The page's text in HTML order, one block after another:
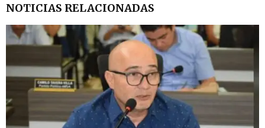
NOTICIAS RELACIONADAS